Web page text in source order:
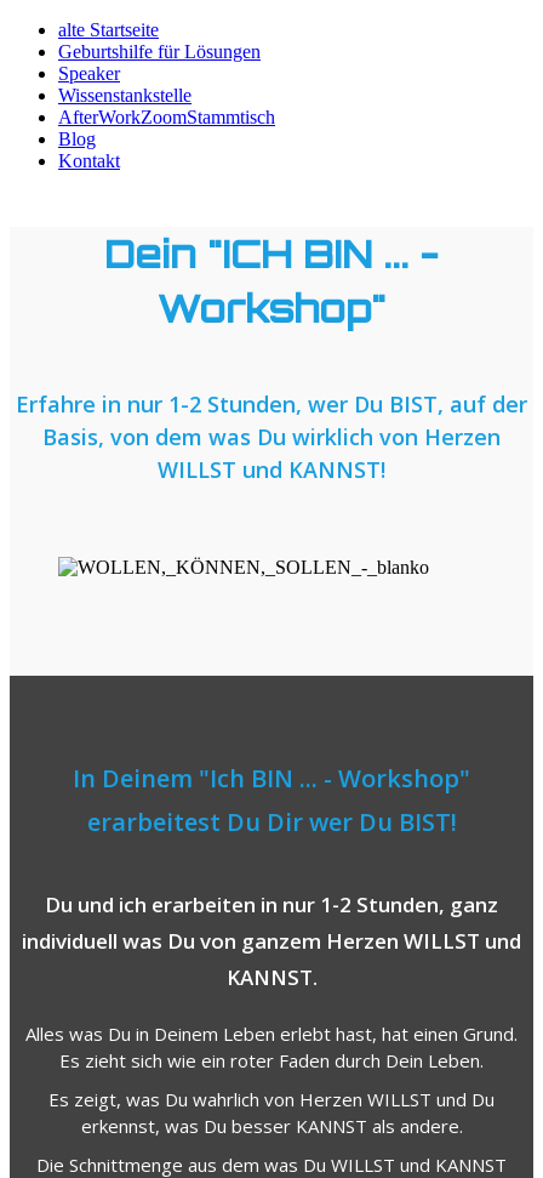
alte Startseite
Geburtshilfe für Lösungen
Speaker
Wissenstankstelle
AfterWorkZoomStammtisch
Blog
Kontakt
Dein "ICH BIN ... -
Workshop"
Erfahre in nur 1-2 Stunden, wer Du BIST, auf der
Basis, von dem was Du wirklich von Herzen
WILLST und KANNST!
In Deinem "Ich BIN ... - Workshop"
erarbeitest Du Dir wer Du BIST!
Du und ich erarbeiten in nur 1-2 Stunden, ganz
individuell was Du von ganzem Herzen WILLST und
KANNST.
Alles was Du in Deinem Leben erlebt hast, hat einen Grund.
Es zieht sich wie ein roter Faden durch Dein Leben.
Es zeigt, was Du wahrlich von Herzen WILLST und Du
erkennst, was Du besser KANNST als andere.
Die Schnittmenge aus dem was Du WILLST und KANNST